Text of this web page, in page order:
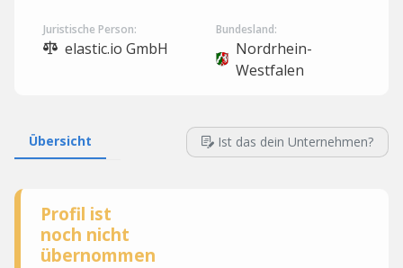
Juristische Person:
elastic.io GmbH
Bundesland:
Nordrhein-
Westfalen
Übersicht Ist das dein Unternehmen?
Profil ist
noch nicht
übernommen